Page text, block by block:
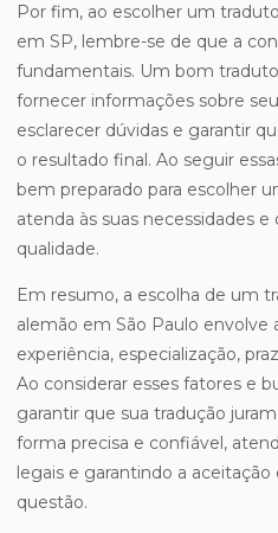
Por fim, ao escolher um
em SP, lembre-se de que a
fundamentais. Um bom
fornecer informações sobre
esclarecer dúvidas e garantir
o resultado final. Ao seguir
bem preparado para escolher
atenda às suas necessidades
qualidade.
Em resumo, a escolha de um
alemão em São Paulo envolve
experiência, especialização,
Ao considerar esses fatores e
garantir que sua tradução
forma precisa e confiável,
legais e garantindo a
questão.